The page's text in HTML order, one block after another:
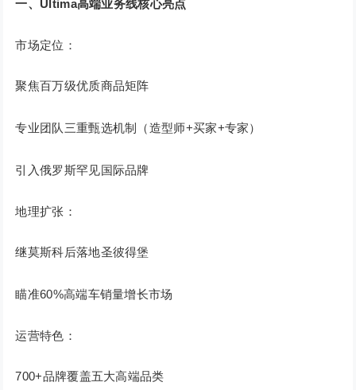
一、Ultima高端业务线核心亮点
市场定位：
聚焦百万级优质商品矩阵
专业团队三重甄选机制（造型师+买家+专家）
引入俄罗斯罕见国际品牌
地理扩张：
继莫斯科后落地圣彼得堡
瞄准60%高端车销量增长市场
运营特色：
700+品牌覆盖五大高端品类